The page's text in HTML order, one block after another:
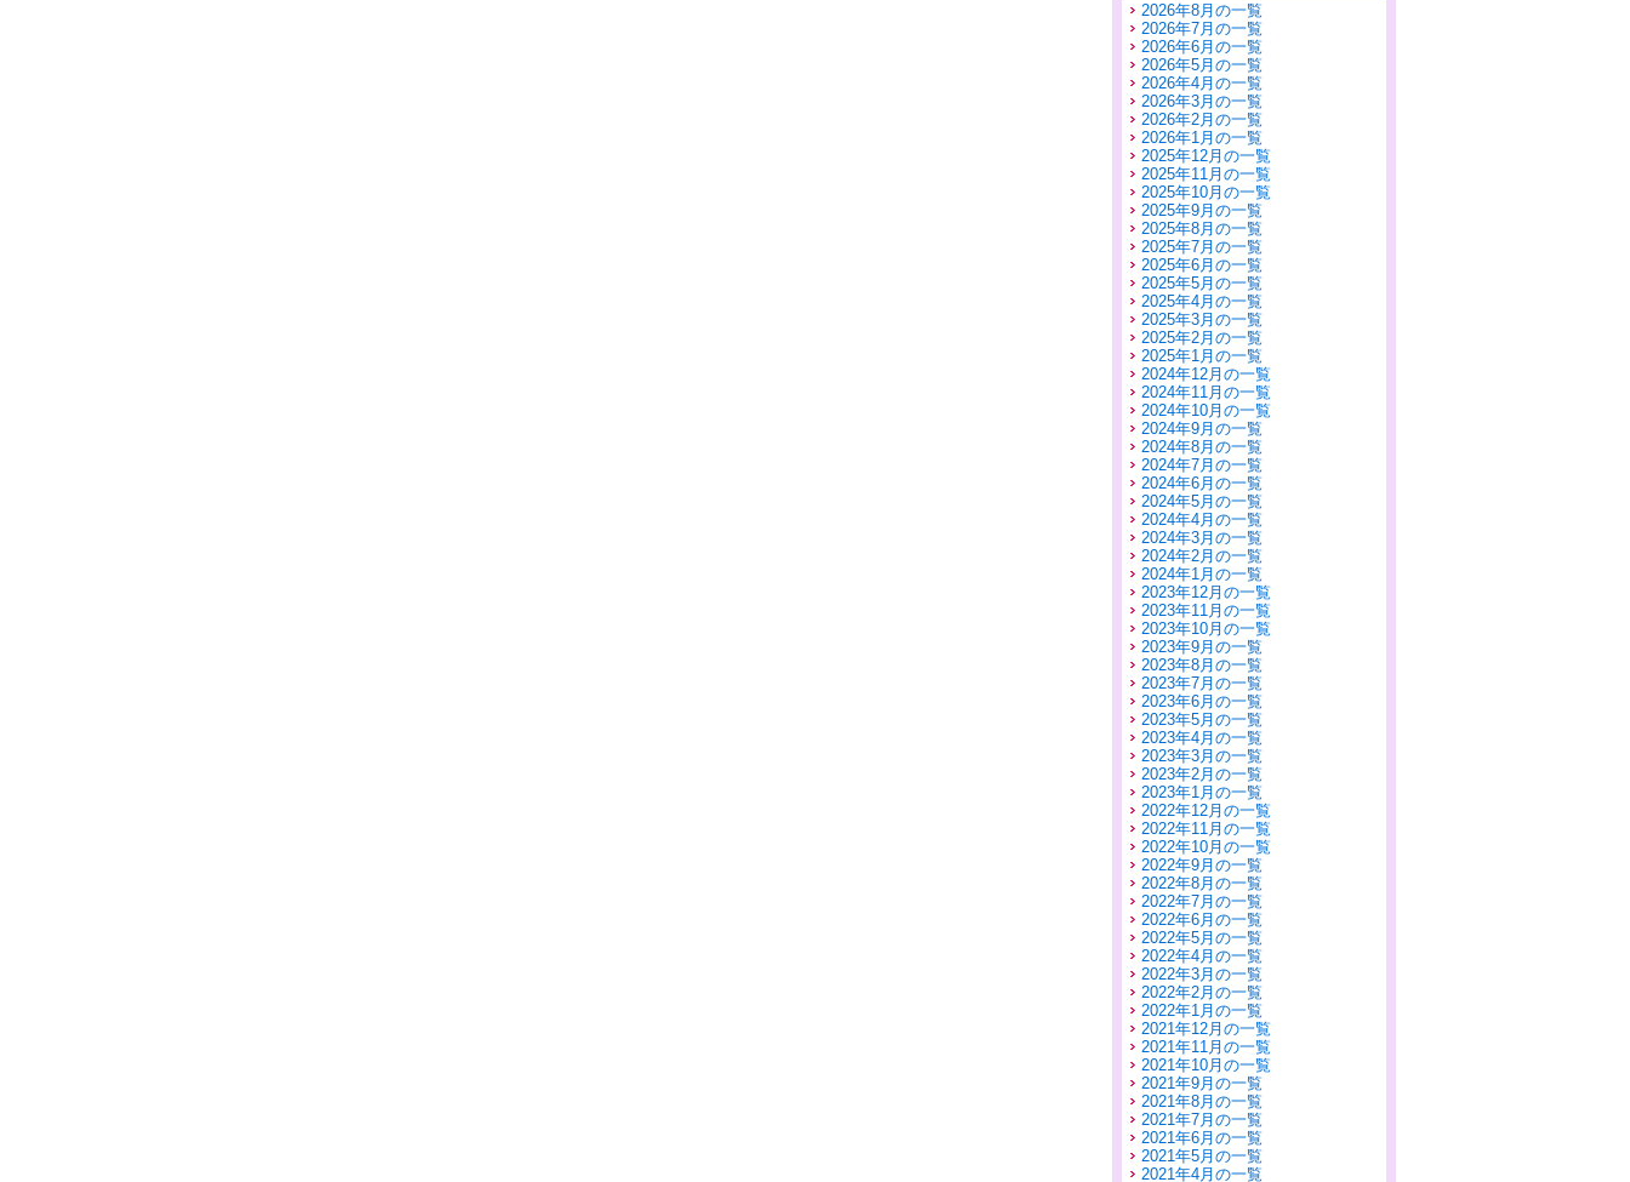
2026年8月の一覧
2026年7月の一覧
2026年6月の一覧
2026年5月の一覧
2026年4月の一覧
2026年3月の一覧
2026年2月の一覧
2026年1月の一覧
2025年12月の一覧
2025年11月の一覧
2025年10月の一覧
2025年9月の一覧
2025年8月の一覧
2025年7月の一覧
2025年6月の一覧
2025年5月の一覧
2025年4月の一覧
2025年3月の一覧
2025年2月の一覧
2025年1月の一覧
2024年12月の一覧
2024年11月の一覧
2024年10月の一覧
2024年9月の一覧
2024年8月の一覧
2024年7月の一覧
2024年6月の一覧
2024年5月の一覧
2024年4月の一覧
2024年3月の一覧
2024年2月の一覧
2024年1月の一覧
2023年12月の一覧
2023年11月の一覧
2023年10月の一覧
2023年9月の一覧
2023年8月の一覧
2023年7月の一覧
2023年6月の一覧
2023年5月の一覧
2023年4月の一覧
2023年3月の一覧
2023年2月の一覧
2023年1月の一覧
2022年12月の一覧
2022年11月の一覧
2022年10月の一覧
2022年9月の一覧
2022年8月の一覧
2022年7月の一覧
2022年6月の一覧
2022年5月の一覧
2022年4月の一覧
2022年3月の一覧
2022年2月の一覧
2022年1月の一覧
2021年12月の一覧
2021年11月の一覧
2021年10月の一覧
2021年9月の一覧
2021年8月の一覧
2021年7月の一覧
2021年6月の一覧
2021年5月の一覧
2021年4月の一覧